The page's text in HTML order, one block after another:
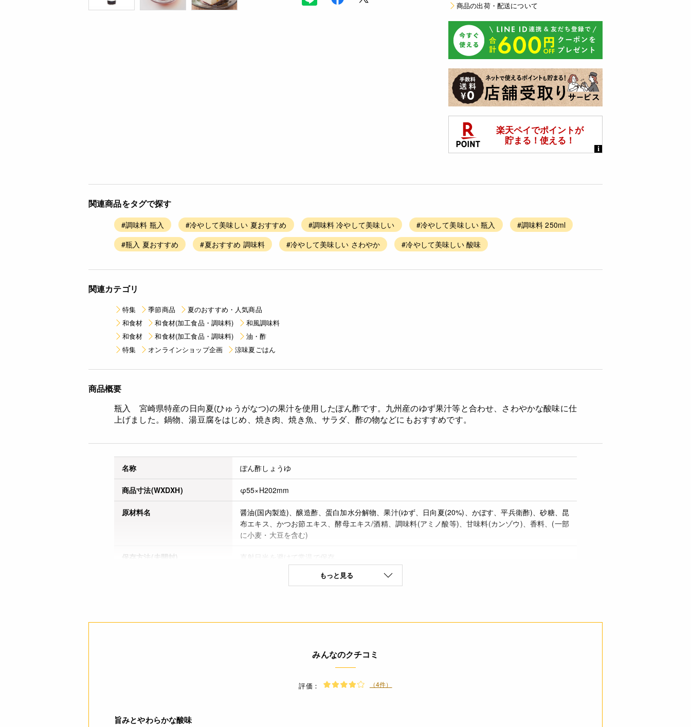
商品の出荷・配送について
関連商品をタグで探す
#調味料 瓶入 #冷やして美味しい 夏おすすめ #調味料 冷やして美味しい #冷やして美味しい 瓶入
#調味料 250ml
#瓶入 夏おすすめ
#夏おすすめ 調味料 #冷やして美味しい さわやか #冷やして美味しい 酸味
関連カテゴリ
特集 季節商品
夏のおすすめ・人気商品
和食材
和食材(加工食品・調味料)
和風調味料
和食材
和食材(加工食品・調味料)
油・酢
特集
オンラインショップ企画 涼味夏ごはん
商品概要
瓶入
宮崎県特産の日向夏(ひゅうがなつ)の果汁を使用したぽん酢です。九州産のゆず果汁等と合わせ、さわやかな酸味に仕
上げました。鍋物、湯豆腐をはじめ、焼き肉、焼き魚、サラダ、酢の物などにもおすすめです。
名称 ぽん酢しょうゆ
商品寸法(WXDXH) φ55×H202mm
原材料名
醤油(国内製造)、醸造酢、蛋白加水分解物、果汁(ゆず、日向夏(20%)、かぼす、平兵衛酢)、砂糖、昆
布エキス、かつお節エキス、酵母エキス/酒精、調味料(アミノ酸等)、甘味料(カンゾウ)、香料、(一部
に小麦・大豆を含む)
保存方法(未開封) 直射日光を避けて常温で保存
アレルギー 小麦(特定原材料8品目)
* かんきつ果汁を使っている為、ビンの底や表面に果汁の固形物や油が沈澱したり、付着することが
あります。ご使用の際はキャップをしっかり閉め、よく振ってお使い下さい。
もっと見る
みんなのクチコミ
評価： （4件）
旨みとやわらかな酸味